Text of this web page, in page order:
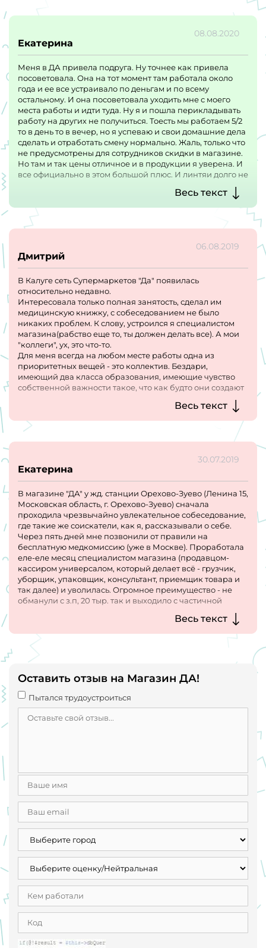
08.08.2020
Екатерина
Меня в ДА привела подруга. Ну точнее как привела
посоветовала. Она на тот момент там работала около
года и ее все устраивало по деньгам и по всему
остальному. И она посоветовала уходить мне с моего
места работы и идти туда. Ну я и пошла перикладывать
работу на других не получиться. Тоесть мы работаем 5/2
то в день то в вечер, но я успеваю и свои домашние дела
сделать и отработать смену нормально. Жаль, только что
не предусмотрены для сотрудников скидки в магазине.
Но там и так цены отличное и в продукции я уверена. И
все официально в этом большой плюс. И линтяи долго не
Из плюсов официальное трудоустройство, нормальная
зп. Из минусов нет скидок для сотрудников
Весь текст
06.08.2019
Дмитрий
В Калуге сеть Супермаркетов "Да" появилась
относительно недавно.
Интересовала только полная занятость, сделал им
медицинскую книжку, с собеседованием не было
никаких проблем. К слову, устроился я специалистом
магазина(рабство еще то, ты должен делать все). А мои
"коллеги", ух, это что-то.
Для меня всегда на любом месте работы одна из
приоритетных вещей - это коллектив. Бездари,
имеющий два класса образования, имеющие чувство
собственной важности такое, что как будто они создают
Да и начальник абсолютно такой же, в общем - все кто
хочет пойти, подумайте и скажите этому магазину "НЕТ!"
Весь текст
30.07.2019
Екатерина
В магазине "ДА" у жд. станции Орехово-Зуево (Ленина 15,
Московская область, г. Орехово-Зуево) сначала
проходила чрезвычайно увлекательное собеседование,
где такие же соискатели, как я, рассказывали о себе.
Через пять дней мне позвонили от правили на
бесплатную медкомиссию (уже в Москве). Проработала
еле-еле месяц специалистом магазина (продавцом-
кассиром универсалом, который делает всё - грузчик,
уборщик, упаковщик, консультант, приемщик товара и
так далее) и уволилась. Огромное преимущество - не
обманули с з.п, 20 тыр. так и выходило с частичной
переработки, инвентаризации до поздна, тяжелые
мешки с картошкой. В общем, работа не для женщин!
Весь текст
Оставить отзыв на Магазин ДА!
Пытался трудоустроиться